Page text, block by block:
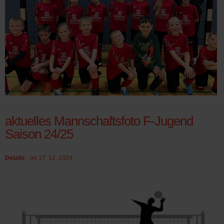
aktuelles Mannschaftsfoto F-Jugend
Saison 24/25
Details on 17. 12. 2024